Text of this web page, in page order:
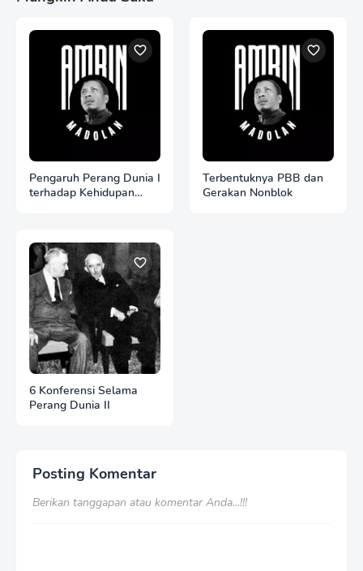
Pengaruh Perang Dunia I
terhadap Kehidupan
Terbentuknya PBB dan
Gerakan Nonblok
6 Konferensi Selama
Perang Dunia II
Posting Komentar
Berikan tanggapan atau komentar Anda...!!!